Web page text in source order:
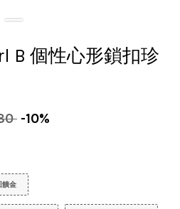
B 個性心形鎖扣珍
-10%
金